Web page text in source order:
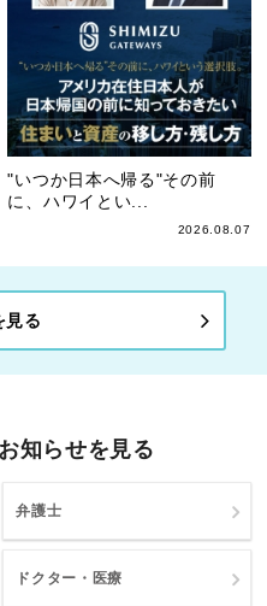
"いつか日本へ帰る"その前
に、ハワイとい...
2026.08.07
見る
知らせを見る
弁護士
ドクター・医療